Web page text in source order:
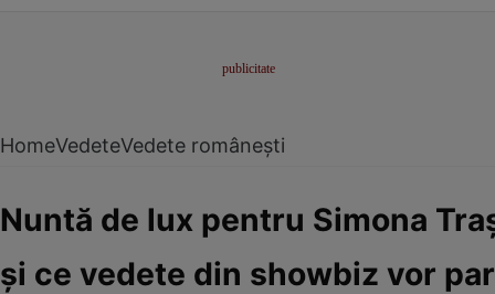
HomeVedeteVedete românești
Nuntă de lux pentru Simona
și ce vedete din showbiz vor